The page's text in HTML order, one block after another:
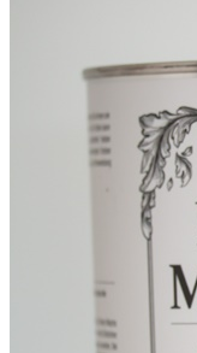
Menschen
Weitere Fotoblogs
Über mich
Impressum
Datenschutz
TAG CLOUD